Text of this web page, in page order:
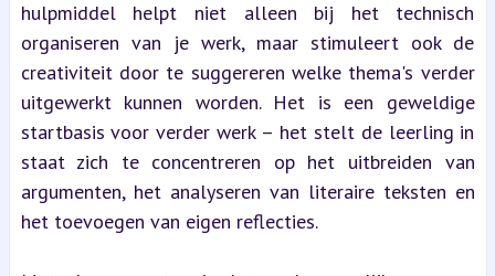
hulpmiddel helpt niet alleen bij het technisch
organiseren van je werk, maar stimuleert ook de
creativiteit door te suggereren welke thema's verder
uitgewerkt kunnen worden. Het is een geweldige
startbasis voor verder werk – het stelt de leerling in
staat zich te concentreren op het uitbreiden van
argumenten, het analyseren van literaire teksten en
het toevoegen van eigen reflecties.